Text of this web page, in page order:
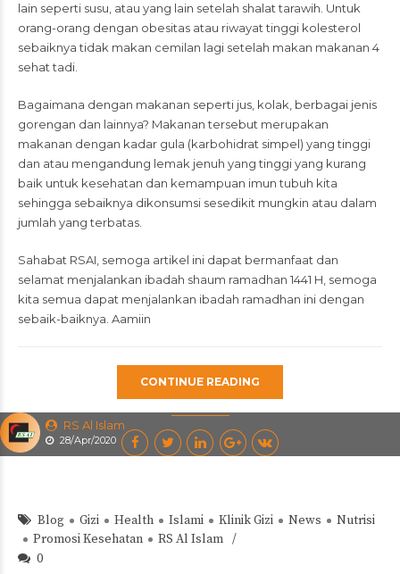
RS Al Islam
28/Apr/2020
lain seperti susu, atau yang lain setelah shalat tarawih. Untuk
orang-orang dengan obesitas atau riwayat tinggi kolesterol
sebaiknya tidak makan cemilan lagi setelah makan makanan 4
sehat tadi.
Bagaimana dengan makanan seperti jus, kolak, berbagai jenis
gorengan dan lainnya? Makanan tersebut merupakan
makanan dengan kadar gula (karbohidrat simpel) yang tinggi
dan atau mengandung lemak jenuh yang tinggi yang kurang
baik untuk kesehatan dan kemampuan imun tubuh kita
sehingga sebaiknya dikonsumsi sesedikit mungkin atau dalam
jumlah yang terbatas.
Sahabat RSAI, semoga artikel ini dapat bermanfaat dan
selamat menjalankan ibadah shaum ramadhan 1441 H, semoga
kita semua dapat menjalankan ibadah ramadhan ini dengan
sebaik-baiknya. Aamiin
CONTINUE READING
Blog Gizi Health Islami Klinik Gizi News
Nutrisi
Promosi Kesehatan
RS Al Islam
0